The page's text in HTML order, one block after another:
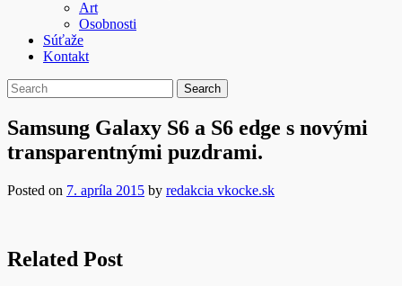
Art
Osobnosti
Súťaže
Kontakt
Samsung Galaxy S6 a S6 edge s novými
transparentnými puzdrami.
Posted on 7. apríla 2015 by redakcia vkocke.sk
Related Post